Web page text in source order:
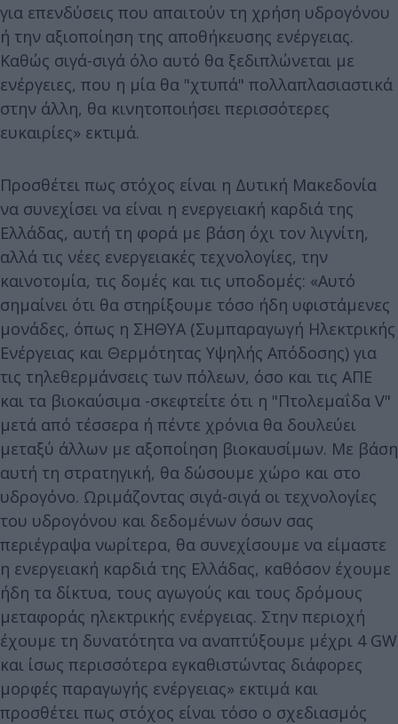
για επενδύσεις που απαιτούν τη χρήση υδρογόνου
ή την αξιοποίηση της αποθήκευσης ενέργειας.
Καθώς σιγά-σιγά όλο αυτό θα ξεδιπλώνεται με
ενέργειες, που η μία θα "χτυπά" πολλαπλασιαστικά
στην άλλη, θα κινητοποιήσει περισσότερες
ευκαιρίες» εκτιμά.
Προσθέτει πως στόχος είναι η Δυτική Μακεδονία
να συνεχίσει να είναι η ενεργειακή καρδιά της
Ελλάδας, αυτή τη φορά με βάση όχι τον λιγνίτη,
αλλά τις νέες ενεργειακές τεχνολογίες, την
καινοτομία, τις δομές και τις υποδομές: «Αυτό
σημαίνει ότι θα στηρίξουμε τόσο ήδη υφιστάμενες
μονάδες, όπως η ΣΗΘΥΑ (Συμπαραγωγή Ηλεκτρικής
Ενέργειας και Θερμότητας Υψηλής Απόδοσης) για
τις τηλεθερμάνσεις των πόλεων, όσο και τις ΑΠΕ
και τα βιοκαύσιμα -σκεφτείτε ότι η "Πτολεμαΐδα V"
μετά από τέσσερα ή πέντε χρόνια θα δουλεύει
μεταξύ άλλων με αξοποίηση βιοκαυσίμων. Με βάση
αυτή τη στρατηγική, θα δώσουμε χώρο και στο
υδρογόνο. Ωριμάζοντας σιγά-σιγά οι τεχνολογίες
του υδρογόνου και δεδομένων όσων σας
περιέγραψα νωρίτερα, θα συνεχίσουμε να είμαστε
η ενεργειακή καρδιά της Ελλάδας, καθόσον έχουμε
ήδη τα δίκτυα, τους αγωγούς και τους δρόμους
μεταφοράς ηλεκτρικής ενέργειας. Στην περιοχή
έχουμε τη δυνατότητα να αναπτύξουμε μέχρι 4 GW
και ίσως περισσότερα εγκαθιστώντας διάφορες
μορφές παραγωγής ενέργειας» εκτιμά και
προσθέτει πως στόχος είναι τόσο ο σχεδιασμός